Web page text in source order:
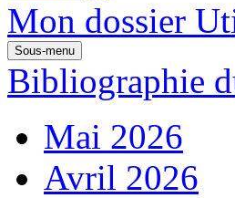
Mon dossier
Sous-menu
Bibliographie
Mai 2026
Avril 2026